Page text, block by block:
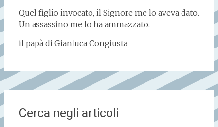
Quel figlio invocato, il Signore me lo aveva dato.
Un assassino me lo ha ammazzato.
il papà di Gianluca Congiusta
Cerca negli articoli